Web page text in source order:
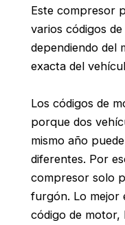
Este compresor
varios códigos
dependiendo del
exacta del
Los códigos de
porque dos
mismo año
diferentes. Por
compresor solo
furgón. Lo mejor
código de motor,